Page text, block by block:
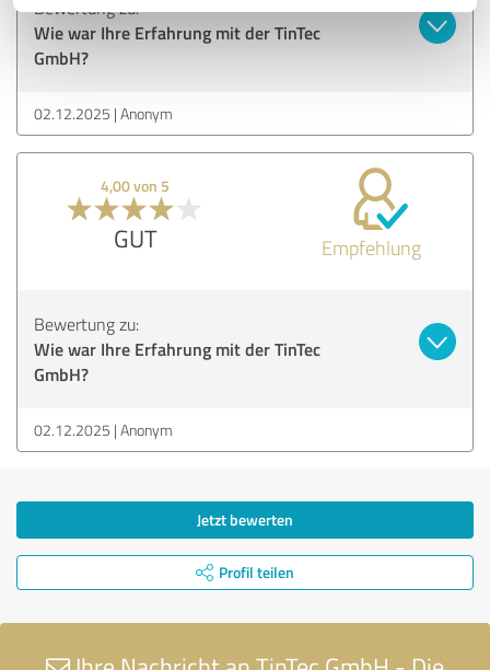
Bewertung zu:
Wie war Ihre Erfahrung mit der TinTec
GmbH?
02.12.2025 Anonym
4,00 von 5
GUT Empfehlung
Bewertung zu:
Wie war Ihre Erfahrung mit der TinTec
GmbH?
02.12.2025 Anonym
Jetzt bewerten
Profil teilen